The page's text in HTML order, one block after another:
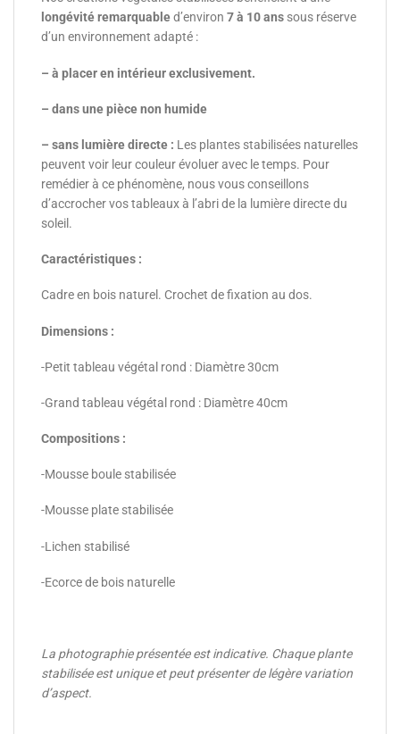
longévité remarquabled’environ 7 à 10 ans sous réserve
d’un environnement adapté :
– à placer en intérieur exclusivement.
– dans une pièce non humide
– sans lumière directe : Les plantes stabilisées naturelles
peuvent voir leur couleur évoluer avec le temps. Pour
remédier à ce phénomène, nous vous conseillons
d’accrocher vos tableaux à l’abri de la lumière directe du
soleil.
Caractéristiques :
Cadre en bois naturel. Crochet de fixation au dos.
Dimensions :
-Petit tableau végétal rond : Diamètre 30cm
-Grand tableau végétal rond : Diamètre 40cm
Compositions :
-Mousse boule stabilisée
-Mousse plate stabilisée
-Lichen stabilisé
-Ecorce de bois naturelle
La photographie présentée est indicative. Chaque plante
stabilisée est unique et peut présenter de légère variation
d’aspect.